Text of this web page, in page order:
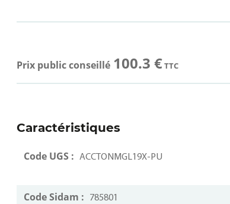
Prix public conseillé 100.3 €TTC
Caractéristiques
Code UGS : ACCTONMGL19X-PU
Code Sidam : 785801